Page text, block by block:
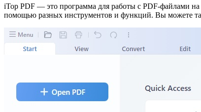
iTop PDF — это программа для работы с PDF-файлами
помощью разных инструментов и функций. Вы можете